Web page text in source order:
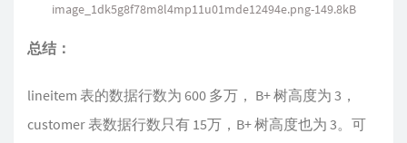
image_1dk5g8f78m8l4mp11u01mde12494e.png-149.8kB
总结：
lineitem 表的数据行数为 600 多万， B+ 树高度为 3，
customer 表数据行数只有 15万，B+ 树高度也为 3。可